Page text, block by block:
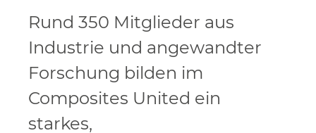
Rund 350 Mitglieder aus
Industrie und angewandter
Forschung bilden im
Composites United ein
starkes,